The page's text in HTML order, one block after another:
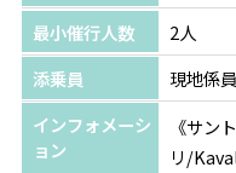
部屋タ
利用形態
部屋カ
最小催行人数
2人
添乗員
現地係
インフォメーシ
ョン
《サン
リ/